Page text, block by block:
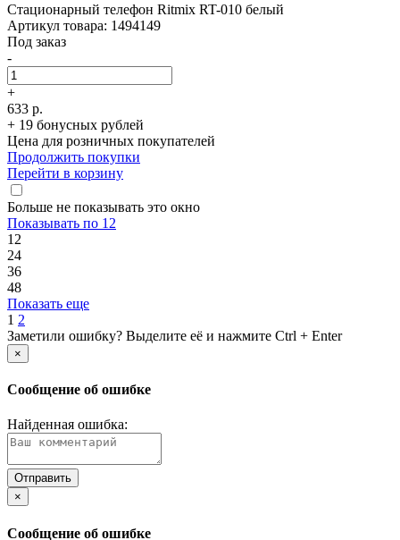
Стационарный телефон Ritmix RT-010 белый
Артикул товара: 1494149
Под заказ
-
+
633 р.
+ 19 бонусных рублей
Цена для розничных покупателей
Продолжить покупки
Перейти в корзину
Больше не показывать это окно
Показывать по 12
12
24
36
48
Показать еще
1 2
Заметили ошибку? Выделите её и нажмите Ctrl + Enter
×
Сообщение об ошибке
Найденная ошибка:
×
Сообщение об ошибке